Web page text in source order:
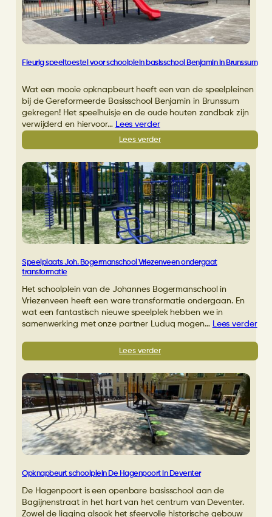
zelf
speeltoestel
schoolplein
Fleurig speeltoestel voor schoolplein basisschool Benjamin in Brunssum
Wat een mooie opknapbeurt heeft een van de speelpleinen
bij de Gereformeerde Basisschool Benjamin in Brunssum
gekregen! Het speelhuisje en de oude houten zandbak zijn
verwijderd en hiervoor… Lees verder
Lees verder:
Fleurig
speeltoestel
voor
schoolplein
basisschool
Benjamin
in
Brunssum
Speelplaats Joh. Bogermanschool Vriezenveen ondergaat
transformatie
Het schoolplein van de Johannes Bogermanschool in
Vriezenveen heeft een ware transformatie ondergaan. En
wat een fantastisch nieuwe speelplek hebben we in
samenwerking met onze partner Luduq mogen… Lees verder
Lees verder:
Speelplaats
Joh.
Bogermanschool
Vriezenveen
ondergaat
transformatie
Opknapbeurt schoolplein De Hagenpoort in Deventer
De Hagenpoort is een openbare basisschool aan de
Bagijnenstraat in het hart van het centrum van Deventer.
Zowel de ligging alsook het sfeervolle historische gebouw